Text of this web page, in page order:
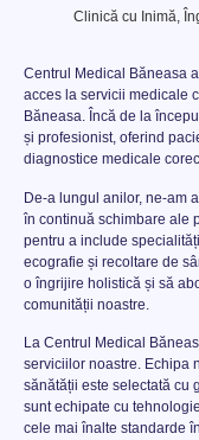
Clinică cu Inimă,
Centrul Medical Băneasa
acces la servicii medicale
Băneasa. Încă de la
și profesionist, oferind
diagnostice medicale
De-a lungul anilor, ne-am
în continuă schimbare ale
pentru a include
ecografie și recoltare de
o îngrijire holistică și să
comunității noastre.
La Centrul Medical
serviciilor noastre. Echipa
sănătății este selectată cu
sunt echipate cu
cele mai înalte standarde